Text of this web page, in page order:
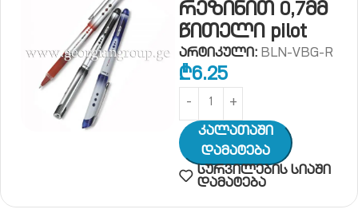
რეზინით 0,7მმ
წითელი pilot
არტიკული: BLN-VBG-R
₾6.25
Კალათაში
Დამატება
სურვილების სიაში
დამატება